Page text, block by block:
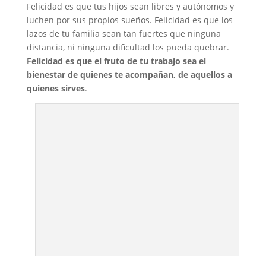
Felicidad es que tus hijos sean libres y autónomos y
luchen por sus propios sueños. Felicidad es que los
lazos de tu familia sean tan fuertes que ninguna
distancia, ni ninguna dificultad los pueda quebrar.
Felicidad es que el fruto de tu trabajo sea el
bienestar de quienes te acompañan, de aquellos a
quienes sirves.